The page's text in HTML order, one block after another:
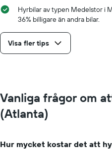
Hyrbilar av typen Medelstor i
36% billigare än andra bilar.
Visa fler tips
Vanliga frågor om
(Atlanta)
Hur mycket kostar det att